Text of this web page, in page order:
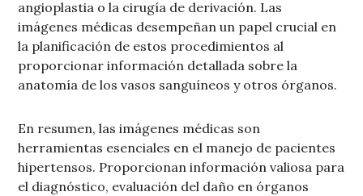
angioplastia o la cirugía de derivación. Las
imágenes médicas desempeñan un papel crucial en
la planificación de estos procedimientos al
proporcionar información detallada sobre la
anatomía de los vasos sanguíneos y otros órganos.
En resumen, las imágenes médicas son
herramientas esenciales en el manejo de pacientes
hipertensos. Proporcionan información valiosa para
el diagnóstico, evaluación del daño en órganos